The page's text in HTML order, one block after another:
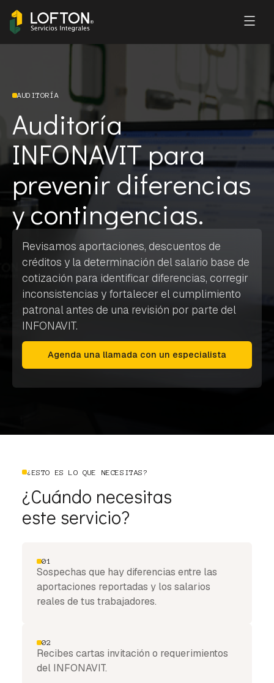
AUDITORÍA
Auditoría
INFONAVIT para
prevenir diferencias
y contingencias.
Revisamos aportaciones, descuentos de
créditos y la determinación del salario base de
cotización para identificar diferencias, corregir
inconsistencias y fortalecer el cumplimiento
patronal antes de una revisión por parte del
INFONAVIT.
Agenda una llamada con un especialista
¿ESTO ES LO QUE NECESITAS?
¿Cuándo necesitas
este servicio?
01
Sospechas que hay diferencias entre las
aportaciones reportadas y los salarios
reales de tus trabajadores.
02
Recibes cartas invitación o requerimientos
del INFONAVIT.